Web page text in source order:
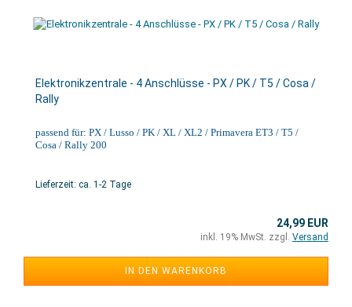
Elektronikzentrale - 4 Anschlüsse - PX / PK / T5 / Cosa /
Rally
passend für: PX / Lusso / PK / XL / XL2 / Primavera ET3 / T5 /
Cosa / Rally 200
Lieferzeit: ca. 1-2 Tage
24,99 EUR
inkl. 19% MwSt. zzgl. Versand
IN DEN WARENKORB